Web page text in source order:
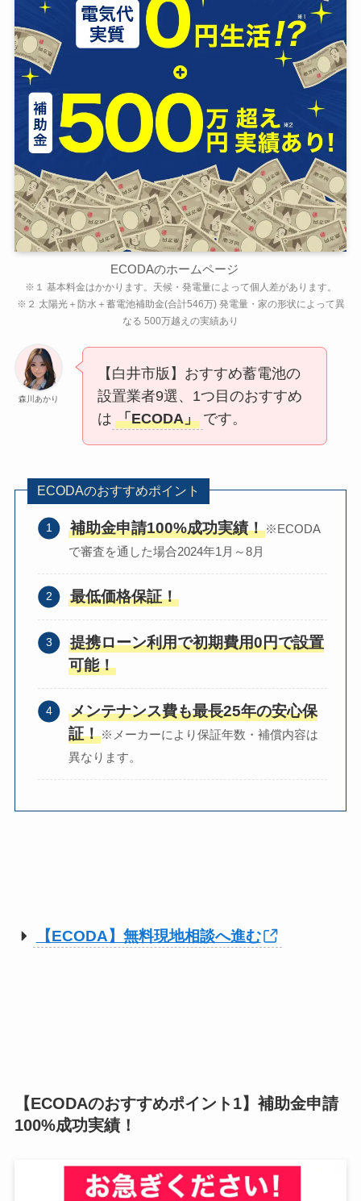
ECODAのホームページ
※１ 基本料金はかかります。天候・発電量によって個人差があります。
※２ 太陽光＋防水＋蓄電池補助金(合計546万) 発電量・家の形状によって異
なる 500万越えの実績あり
森川あかり
【白井市版】おすすめ蓄電池の
設置業者9選、1つ目のおすすめ
は 「ECODA」 です。
ECODAのおすすめポイント
補助金申請100%成功実績！※ECODA
で審査を通した場合2024年1月～8月
最低価格保証！
提携ローン利用で初期費用0円で設置
可能！
メンテナンス費も最長25年の安心保
証！※メーカーにより保証年数・補償内容は
異なります。
【ECODA】無料現地相談へ進む
【ECODAのおすすめポイント1】補助金申請
100%成功実績！